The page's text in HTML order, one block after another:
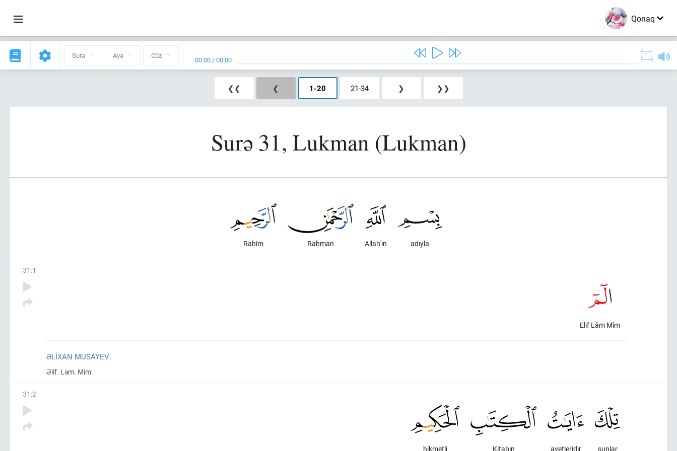
Qonaq
Surə Ayə Cüz 00:00 /00:00
❮❮ ❮ 1-20 21-34 ❯ ❯❯
Surə 31, Lukman (Lukman)
adıyla
Allah'ın
Rahman
Rahim
31 :1
Elif Lâm Mîm
ƏLIXAN MUSAYEV
Əlif. Ləm. Mim.
31 :2
şunlar
ayetleridir
Kitabın
hikmetli